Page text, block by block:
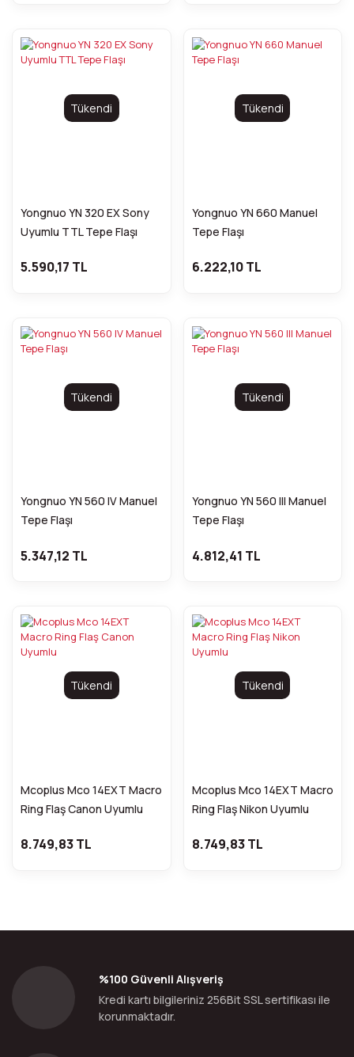
Tükendi
Yongnuo YN 320 EX Sony
Uyumlu TTL Tepe Flaşı
5.590,17 TL
Tükendi
Yongnuo YN 660 Manuel
Tepe Flaşı
6.222,10 TL
Tükendi
Yongnuo YN 560 IV Manuel
Tepe Flaşı
5.347,12 TL
Tükendi
Yongnuo YN 560 III Manuel
Tepe Flaşı
4.812,41 TL
Tükendi
Mcoplus Mco 14EXT Macro
Ring Flaş Canon Uyumlu
8.749,83 TL
Tükendi
Mcoplus Mco 14EXT Macro
Ring Flaş Nikon Uyumlu
8.749,83 TL
%100 Güvenli Alışveriş
Kredi kartı bilgileriniz 256Bit SSL sertifikası ile
korunmaktadır.